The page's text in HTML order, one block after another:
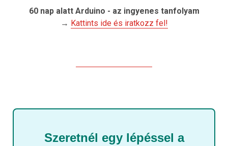
60 nap alatt Arduino - az ingyenes tanfolyam
→ Kattints ide és iratkozz fel!
Szeretnél egy lépéssel a